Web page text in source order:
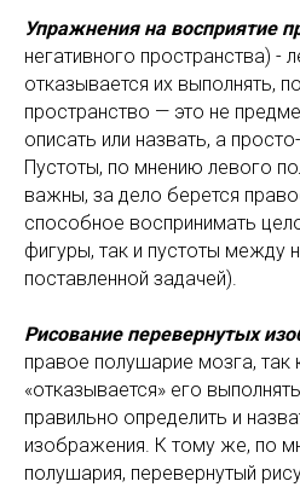
Упражнения на восприятие
негативного пространства) -
отказывается их выполнять,
пространство — это не
описать или назвать, а
Пустоты, по мнению левого
важны, за дело берется
способное воспринимать
фигуры, так и пустоты между
поставленной задачей).
Рисование перевернутых
правое полушарие мозга, так
«отказывается» его
правильно определить и
изображения. К тому же, по
полушария, перевернутый